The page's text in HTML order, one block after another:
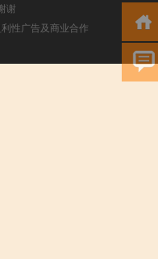
谢
性广告及商业合作